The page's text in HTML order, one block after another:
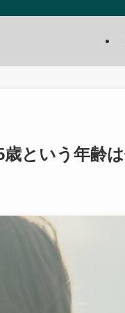
という年齢は